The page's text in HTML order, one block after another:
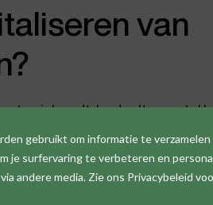
gebruikt om informatie te
je surfervaring te verbeteren en
andere media. Zie ons Privacybeleid
van
inhoudt, bedoelt meestal
digitale flow die sneller,
dat concreet dat je niet
maar met één centrale